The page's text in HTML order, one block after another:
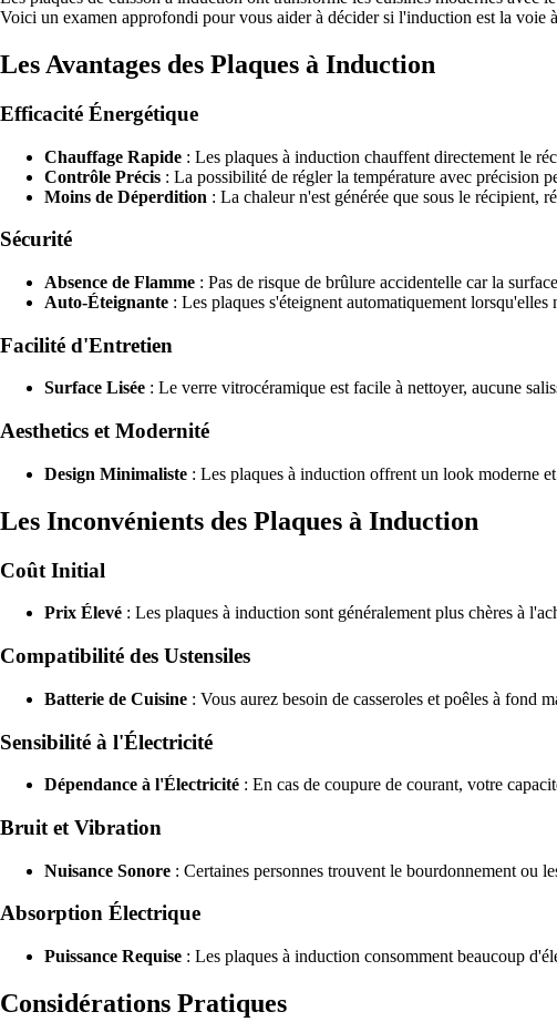
Voici un examen approfondi pour vous aider à décider si l'induction est la voie
Les Avantages des Plaques à Induction
Efficacité Énergétique
Chauffage Rapide : Les plaques à induction chauffent directement le
Contrôle Précis : La possibilité de régler la température avec précision
Moins de Déperdition : La chaleur n'est générée que sous le récipient,
Sécurité
Absence de Flamme : Pas de risque de brûlure accidentelle car la
Auto-Éteignante : Les plaques s'éteignent automatiquement
Facilité d'Entretien
Surface Lisée : Le verre vitrocéramique est facile à nettoyer, aucune
Aesthetics et Modernité
Design Minimaliste : Les plaques à induction offrent un look moderne
Les Inconvénients des Plaques à Induction
Coût Initial
Prix Élevé : Les plaques à induction sont généralement plus chères à
Compatibilité des Ustensiles
Batterie de Cuisine : Vous aurez besoin de casseroles et poêles à fond
Sensibilité à l'Électricité
Dépendance à l'Électricité : En cas de coupure de courant, votre
Bruit et Vibration
Nuisance Sonore : Certaines personnes trouvent le bourdonnement ou
Absorption Électrique
Puissance Requise : Les plaques à induction consomment beaucoup
Considérations Pratiques